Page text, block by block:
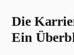
Die
Ein